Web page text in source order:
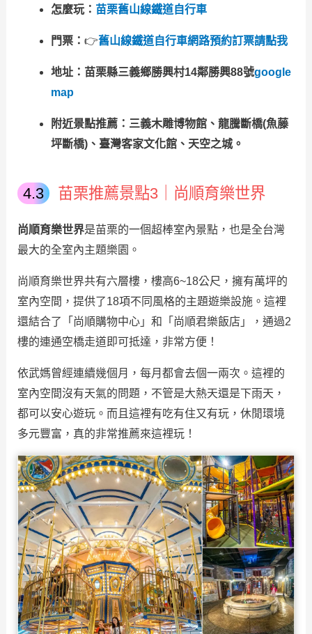
怎麼玩： 苗栗舊山線鐵道自行車
門票： 👉舊山線鐵道自行車網路預約訂票請點我
地址：苗栗縣三義鄉勝興村14鄰勝興88號google
map
附近景點推薦：三義木雕博物館、龍騰斷橋(魚藤
坪斷橋)、臺灣客家文化館、天空之城。
苗栗推薦景點3｜尚順育樂世界
尚順育樂世界是苗栗的一個超棒室內景點，也是全台灣
最大的全室內主題樂園。
尚順育樂世界共有六層樓，樓高6~18公尺，擁有萬坪的
室內空間，提供了18項不同風格的主題遊樂設施。這裡
還結合了「尚順購物中心」和「尚順君樂飯店」，通過2
樓的連通空橋走道即可抵達，非常方便！
依武媽曾經連續幾個月，每月都會去個一兩次。這裡的
室內空間沒有天氣的問題，不管是大熱天還是下雨天，
都可以安心遊玩。而且這裡有吃有住又有玩，休閒環境
多元豐富，真的非常推薦來這裡玩！